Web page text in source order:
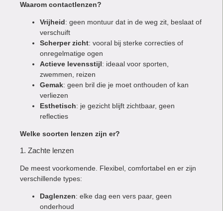
Waarom contactlenzen?
Vrijheid: geen montuur dat in de weg zit, beslaat of
verschuift
Scherper zicht: vooral bij sterke correcties of
onregelmatige ogen
Actieve levensstijl: ideaal voor sporten,
zwemmen, reizen
Gemak: geen bril die je moet onthouden of kan
verliezen
Esthetisch: je gezicht blijft zichtbaar, geen
reflecties
Welke soorten lenzen zijn er?
1. Zachte lenzen
De meest voorkomende. Flexibel, comfortabel en er zijn
verschillende types:
Daglenzen: elke dag een vers paar, geen
onderhoud